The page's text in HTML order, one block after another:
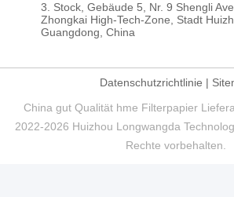
3. Stock, Gebäude 5, Nr. 9 Shengli
Zhongkai High-Tech-Zone, Stadt
Guangdong, China
Datenschutzrichtlinie |
China gut Qualität hme Filterpapier
2022-2026 Huizhou Longwangda
Rechte vorbehalten.